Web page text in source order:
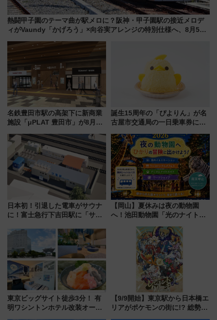
熱闘甲子園のテーマ曲が駅メロに？阪神・甲子園駅の接近メロデ
ィがVaundy「かげろう」×向谷実アレンジの特別仕様へ、8月5日
名鉄豊田市駅の高架下に新商業
施設「μPLAT 豊田市」が8月26
たな玄関口へ
誕生15周年の「ぴよりん」が名
古屋市交通局の一日乗車券に！
定1万5000枚】
日本初！引退した電車がサウナ
に！富士急行下吉田駅に「サ電
業 行き交う電車の音や振動を
感じながら「ととのう」新感覚
【岡山】夏休みは夜の動物園
へ！池田動物園「光のナイトズ
東京ビッグサイト徒歩3分！ 有
明ワシントンホテル改装オープ
【9/9開始】東京駅から日本橋エ
リアがポケモンの街に!? 総勢